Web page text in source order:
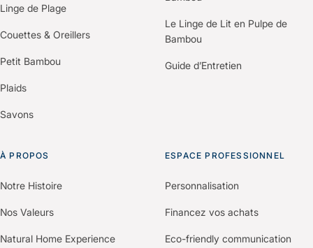
Linge de Plage
Couettes & Oreillers
Petit Bambou
Plaids
Savons
Le Linge de Lit en Pulpe de
Bambou
Guide d’Entretien
À PROPOS
Notre Histoire
Nos Valeurs
Natural Home Experience
ESPACE PROFESSIONNEL
Personnalisation
Financez vos achats
Eco-friendly communication